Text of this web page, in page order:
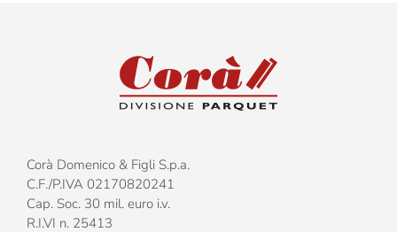
Corà Domenico & Figli S.p.a.
C.F./P.IVA 02170820241
Cap. Soc. 30 mil. euro i.v.
R.I.VI n. 25413